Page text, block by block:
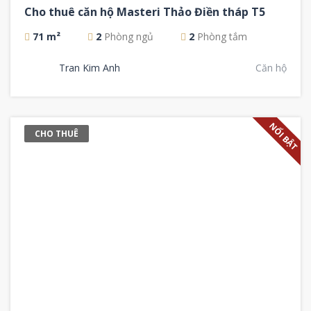
Cho thuê căn hộ Masteri Thảo Điền tháp T5
71 m² 2 Phòng ngủ 2 Phòng tắm
Tran Kim Anh Căn hộ
CHO THUÊ NỔI BẬT